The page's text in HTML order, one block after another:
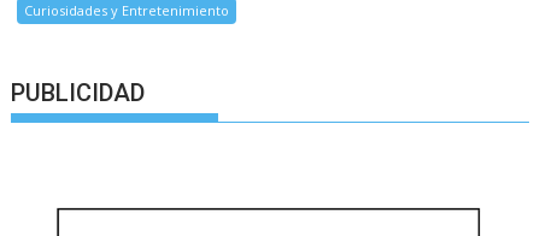
Curiosidades y Entretenimiento
PUBLICIDAD